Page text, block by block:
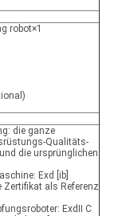
robot×1
die ganze
Qualitäts-
die ursprünglichen
Exd [ib]
Zertifikat als Referenz
ExdⅡ C